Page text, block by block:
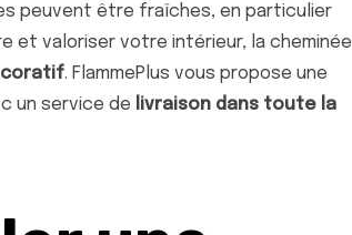
peuvent être fraîches, en particulier
et valoriser votre intérieur, la cheminée
. FlammePlus vous propose une
un service de livraison dans toute la